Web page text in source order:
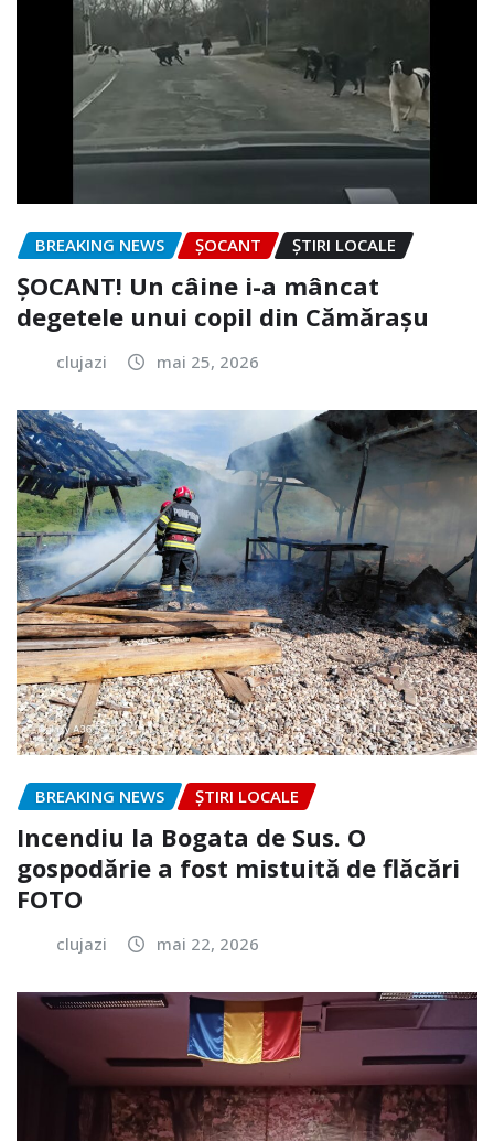
BREAKING NEWS ȘOCANT ȘTIRI LOCALE
ȘOCANT! Un câine i-a mâncat
degetele unui copil din Cămărașu
clujazi mai 25, 2026
BREAKING NEWS ȘTIRI LOCALE
Incendiu la Bogata de Sus. O
gospodărie a fost mistuită de flăcări
FOTO
clujazi mai 22, 2026